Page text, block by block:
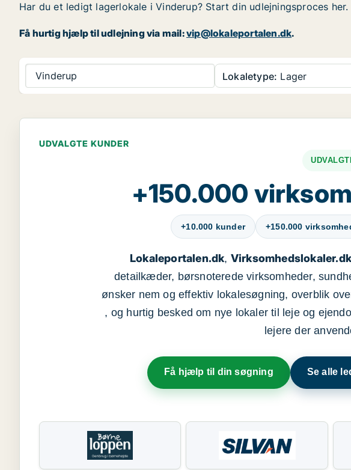
Har du et ledigt lagerlokale i Vinderup? Start din udlejningsproces
Få hurtig hjælp til udlejning via mail:vip@lokaleportalen.dk.
Vinderup Lokaletype: Lager
UDVALGTE KUNDER
+150.000
+10.000 kunder +150.000
Lokaleportalen.dk, Virksomhedslokaler.dk
detailkæder, børsnoterede virksomheder,
ønsker nem og effektiv lokalesøgning, overblik
, og hurtig besked om nye lokaler til leje og
lejere der
Få hjælp til din søgning Se alle